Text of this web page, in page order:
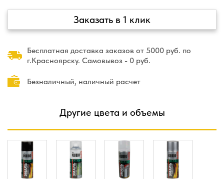
Заказать в 1 клик
Бесплатная доставка заказов от 5000 руб. по
г.Красноярску. Самовывоз - 0 руб.
Безналичный, наличный расчет
Другие цвета и объемы